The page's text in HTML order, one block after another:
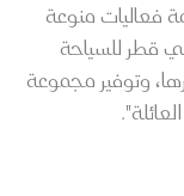
فعاليات منوعة
قطر للسياحة
وتوفير مجموعة